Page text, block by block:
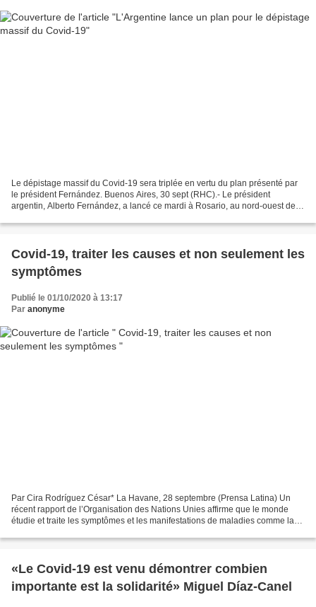
Le dépistage massif du Covid-19 sera triplée en vertu du plan présenté par
le président Fernández. Buenos Aires, 30 sept (RHC).- Le président
argentin, Alberto Fernández, a lancé ce mardi à Rosario, au nord-ouest de
Covid-19, traiter les causes et non seulement les
symptômes
Publié le 01/10/2020 à 13:17
Par anonyme
Par Cira Rodríguez César* La Havane, 28 septembre (Prensa Latina) Un
récent rapport de l’Organisation des Nations Unies affirme que le monde
étudie et traite les symptômes et les manifestations de maladies comme la
«Le Covid-19 est venu démontrer combien
importante est la solidarité» Miguel Díaz-Canel